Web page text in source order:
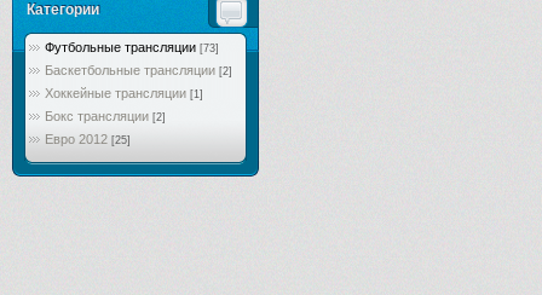
Категории
Футбольные трансляции [73]
Баскетбольные трансляции [2]
Хоккейные трансляции [1]
Бокс трансляции [2]
Евро 2012 [25]